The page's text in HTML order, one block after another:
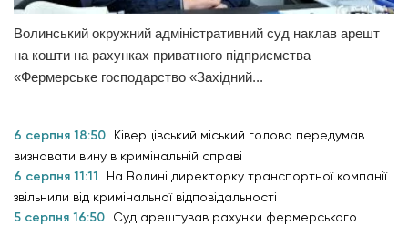
Волинський окружний адміністративний суд наклав арешт
на кошти на рахунках приватного підприємства
«Фермерське господарство «Західний...
6 серпня 18:50
Ківерцівський міський голова передумав
визнавати вину в кримінальній справі
6 серпня 11:11
На Волині директорку транспортної компанії
звільнили від кримінальної відповідальності
5 серпня 16:50
Суд арештував рахунки фермерського